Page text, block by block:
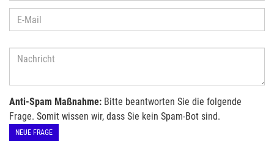
Anti-Spam Maßnahme: Bitte beantworten Sie die folgende
Frage. Somit wissen wir, dass Sie kein Spam-Bot sind.
NEUE FRAGE